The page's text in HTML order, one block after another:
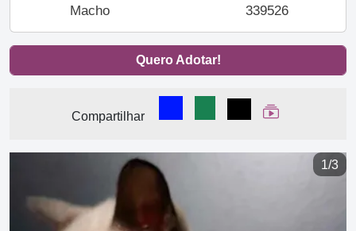
Macho
339526
Quero Adotar!
Compartilhar
Compartilhar no Facebook
Compartilhar no
Compartilhar
Ver Web Story
1/3